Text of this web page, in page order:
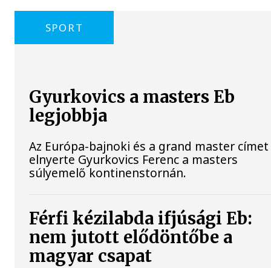
SPORT
Gyurkovics a masters Eb
legjobbja
Az Európa-bajnoki és a grand master
elnyerte Gyurkovics Ferenc a masters
súlyemelő kontinenstornán.
Férfi kézilabda ifjúsági Eb:
nem jutott elődöntőbe a
magyar csapat